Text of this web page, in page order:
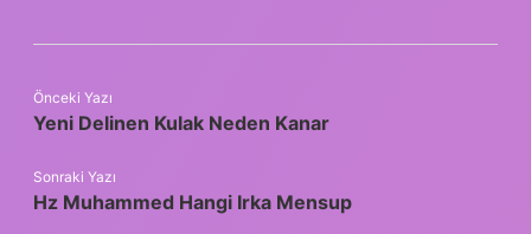
Önceki Yazı
Yeni Delinen Kulak Neden Kanar
Sonraki Yazı
Hz Muhammed Hangi Irka Mensup